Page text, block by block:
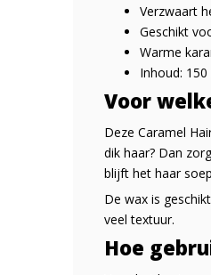
Verzwaart
Geschikt
Warme
Inhoud: 150
Voor
Deze Caramel
dik haar? Dan
blijft het haar
De wax is
veel textuur.
Hoe